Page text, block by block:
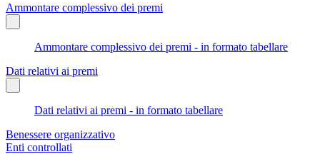
Ammontare complessivo dei premi
Ammontare complessivo dei premi - in formato tabellare
Dati relativi ai premi
Dati relativi ai premi - in formato tabellare
Benessere organizzativo
Enti controllati